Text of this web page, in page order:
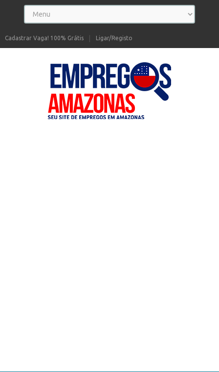
Ligar/Registo
Cadastrar Vaga! 100% Grátis